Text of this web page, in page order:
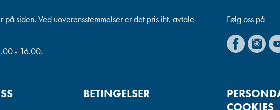
siden. Ved uoverensstemmelser er det pris iht. avtale
- 16.00.
Følg oss på
BETINGELSER